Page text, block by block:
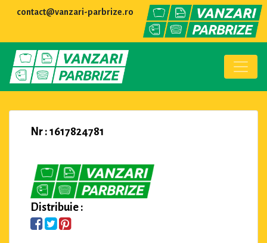
contact@vanzari-parbrize.ro
Nr : 1617824781
Distribuie :